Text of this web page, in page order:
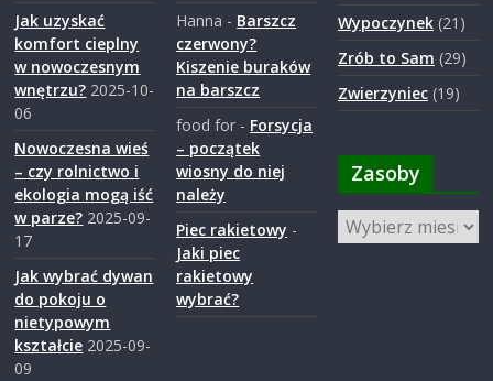
Jak uzyskać
komfort cieplny
w nowoczesnym
wnętrzu? 2025-10-
06
Nowoczesna wieś
– czy rolnictwo i
ekologia mogą iść
w parze? 2025-09-
17
Jak wybrać dywan
do pokoju o
nietypowym
kształcie 2025-09-
09
Hanna - Barszcz
czerwony?
Kiszenie buraków
na barszcz
food for - Forsycja
– początek
wiosny do niej
należy
Piec rakietowy -
Jaki piec
rakietowy
wybrać?
Wypoczynek(21)
Zrób to Sam (29)
Zwierzyniec(19)
Zasoby
Zasoby